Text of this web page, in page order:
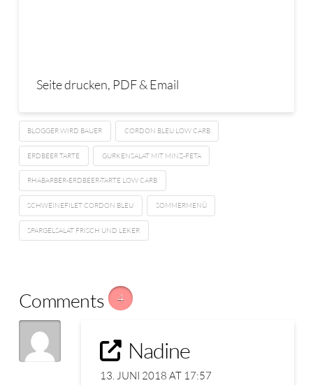
Seite drucken, PDF & Email
BLOGGER WIRD BAUER CORDON BLEU LOW CARB
ERDBEER TARTE GURKENSALAT MIT MINZ-FETA
RHABARBER-ERDBEER-TARTE LOW CARB
SCHWEINEFILET CORDON BLEU SOMMERMENÜ
SPARGELSALAT FRISCH UND LEKER
Comments 4
Nadine
13. JUNI 2018 AT 17:57